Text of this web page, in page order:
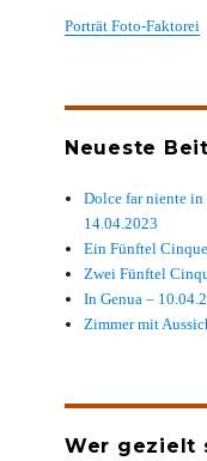
Porträt Foto-Faktorei
Neueste
Dolce far niente
14.04.2023
Ein Fünftel
Zwei Fünftel
In Genua –
Zimmer mit
Wer gezielt